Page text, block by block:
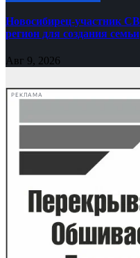
Новосибирец-участник
регион для создания семьи
Авг 9, 2026
РЕКЛАМА